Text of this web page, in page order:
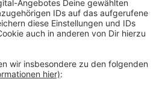
Am Sonntag ab 14 Uhr ist
im Dome.